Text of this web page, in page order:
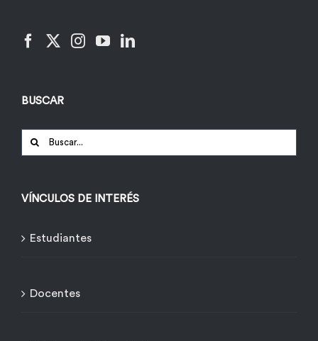
BUSCAR
Buscar:
VÍNCULOS DE INTERÉS
Estudiantes
Docentes